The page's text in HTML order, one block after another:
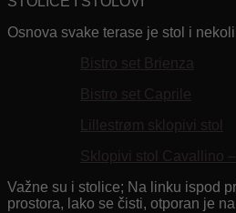
Osnova svake terase je stol i
Bistro set Brienza
Bistro set Caprile
Lillestrøm sklopivi stol
Sklopivi stol Cavallino
Važne su i stolice; Na linku ispod
prostora, lako se čisti, otporan je